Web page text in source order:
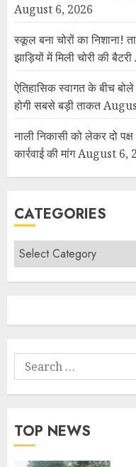
August 6, 2026
स्कूल बना चोरों का निशाना!
झाड़ियों में मिली चोरी की बैटरी
ऐतिहासिक स्वागत के बीच बोले
होगी सबसे बड़ी ताकत
नाली निकासी को लेकर दो
कार्रवाई की मांगAugust 6,
CATEGORIES
TOP NEWS